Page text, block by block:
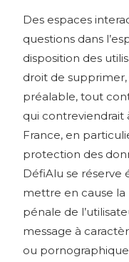
Des espaces
questions dans
disposition des
droit de
préalable, tout
qui contreviendrait
France, en
protection des
DéfiAlu se réserve
mettre en cause la
pénale de
message à
ou